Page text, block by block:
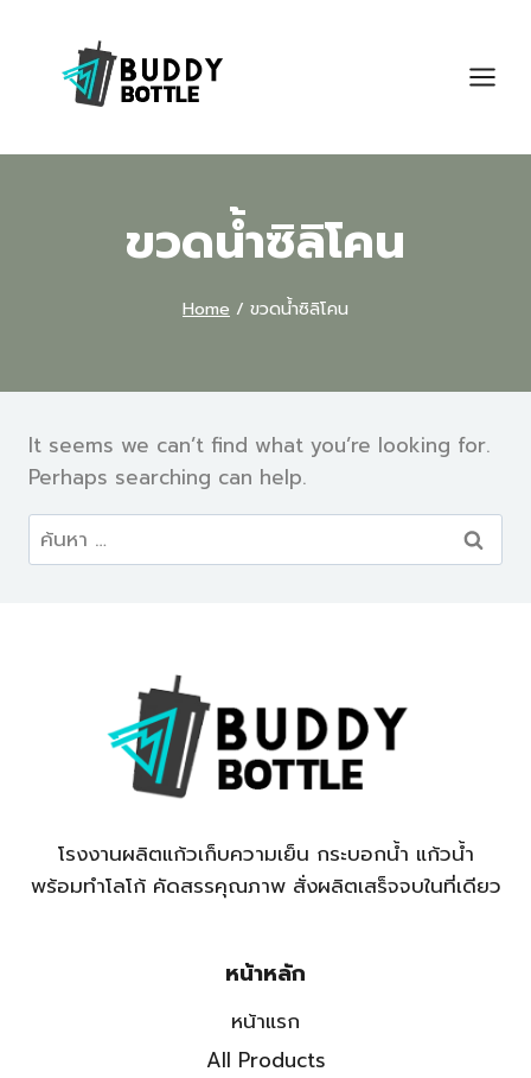
content
ขวดน้ำซิลิโคน
Home / ขวดน้ำซิลิโคน
It seems we can’t find what you’re looking for.
Perhaps searching can help.
ค้นหา
สำหรับ:
โรงงานผลิตแก้วเก็บความเย็น กระบอกน้ำ แก้วน้ำ
พร้อมทำโลโก้ คัดสรรคุณภาพ สั่งผลิตเสร็จจบในที่เดียว
หน้าหลัก
หน้าแรก
All Products